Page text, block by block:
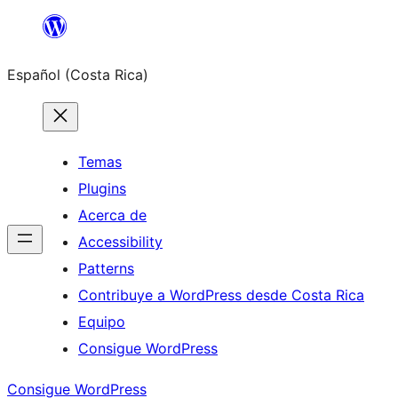
Saltar
contenido
Español (Costa Rica)
Temas
Plugins
Acerca de
Accessibility
Patterns
Contribuye a WordPress desde Costa Rica
Equipo
Consigue WordPress
Consigue WordPress